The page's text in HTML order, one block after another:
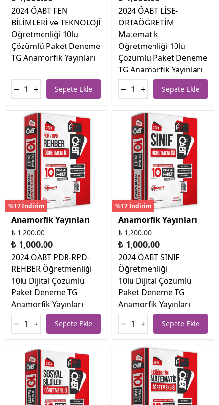
2024 ÖABT FEN
BİLİMLERİ ve TEKNOLOJİ
Öğretmenliği 10lu
Çözümlü Paket Deneme
TG Anamorfik Yayınları
Sepete Ekle
2024 ÖABT LİSE-
ORTAÖĞRETİM
Matematik
Öğretmenliği 10lu
Çözümlü Paket Deneme
TG Anamorfik Yayınları
Sepete Ekle
%17 İndirim
Anamorfik Yayınları
₺ 1,200.00
₺ 1,000.00
2024 ÖABT PDR-RPD-
REHBER Öğretmenliği
10lu Dijital Çözümlü
Paket Deneme TG
Anamorfik Yayınları
Sepete Ekle
%17 İndirim
Anamorfik Yayınları
₺ 1,200.00
₺ 1,000.00
2024 ÖABT SINIF
Öğretmenliği
10lu Dijital Çözümlü
Paket Deneme TG
Anamorfik Yayınları
Sepete Ekle